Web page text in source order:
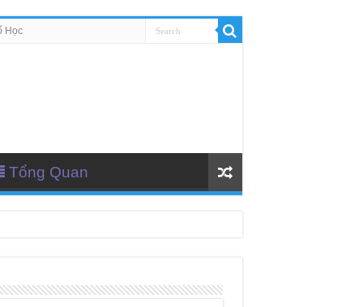
Học
Tổng Quan